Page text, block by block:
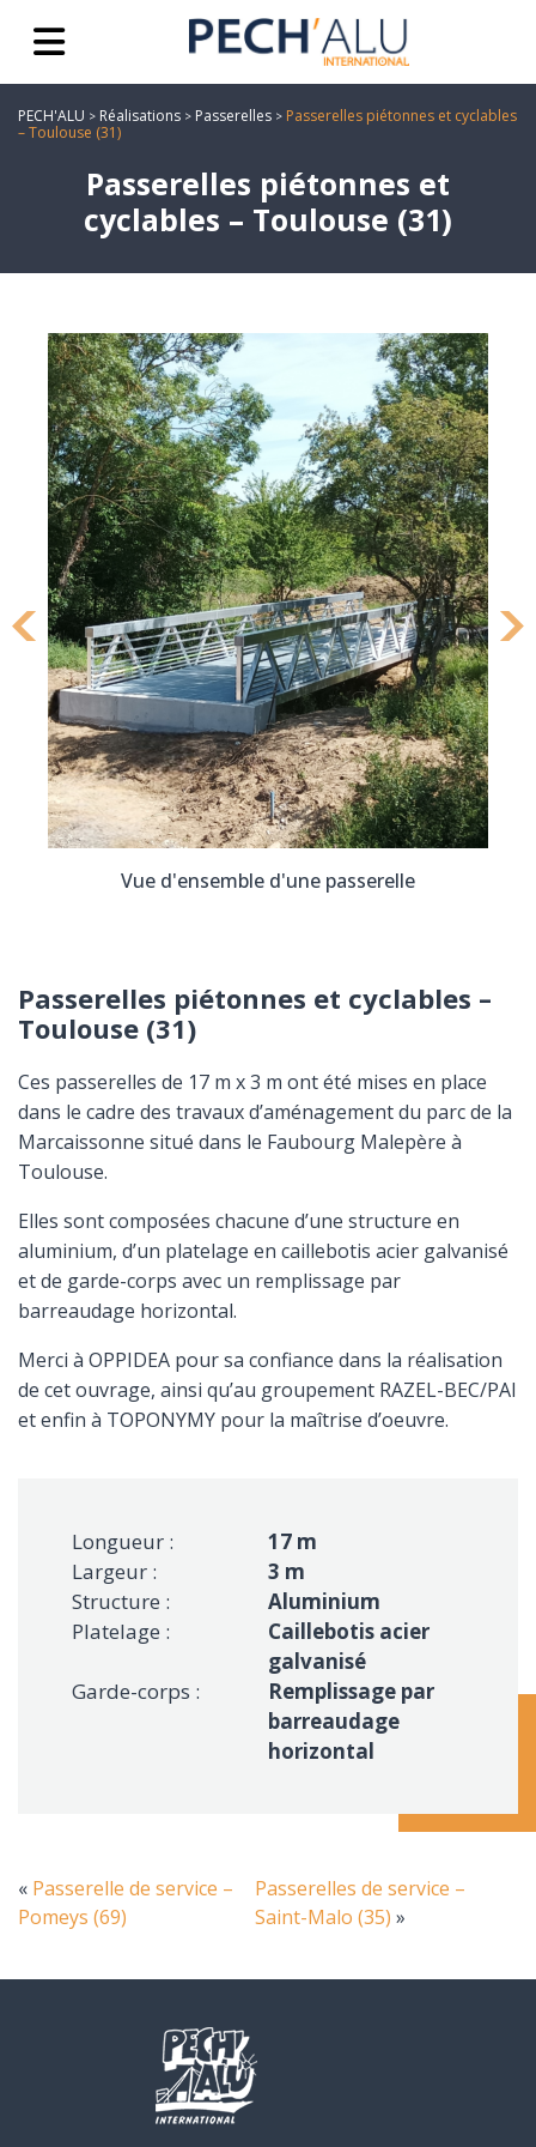
PECH'ALU > Réalisations > Passerelles > Passerelles piétonnes et cyclables
– Toulouse (31)
Passerelles piétonnes et
cyclables – Toulouse (31)
Vue d'ensemble d'une passerelle
Passerelles piétonnes et cyclables –
Toulouse (31)
Ces passerelles de 17 m x 3 m ont été mises en place
dans le cadre des travaux d’aménagement du parc de la
Marcaissonne situé dans le Faubourg Malepère à
Toulouse.
Elles sont composées chacune d’une structure en
aluminium, d’un platelage en caillebotis acier galvanisé
et de garde-corps avec un remplissage par
barreaudage horizontal.
Merci à OPPIDEA pour sa confiance dans la réalisation
de cet ouvrage, ainsi qu’au groupement RAZEL-BEC/PAI
et enfin à TOPONYMY pour la maîtrise d’oeuvre.
Longueur :
17 m
Largeur :
3 m
Structure :
Aluminium
Platelage :
Caillebotis acier
galvanisé
Garde-corps :
Remplissage par
barreaudage
horizontal
« Passerelle de service –
Pomeys (69)
Passerelles de service –
Saint-Malo (35) »